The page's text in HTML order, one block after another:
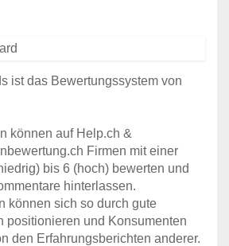
ist das Bewertungssystem von
können auf Help.ch &
Firmen mit einer
bis 6 (hoch) bewerten und
hinterlassen.
können sich so durch gute
positionieren und Konsumenten
den Erfahrungsberichten anderer.